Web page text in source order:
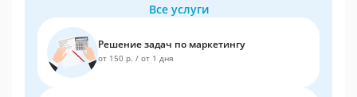
Все услуги
Решение задач по маркетингу
от 150 р. / от 1 дня